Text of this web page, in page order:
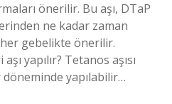
önerilir. Bu aşı, DTaP
ne kadar zaman
her gebelikte önerilir.
yapılır? Tetanos aşısı
yapılabilir…